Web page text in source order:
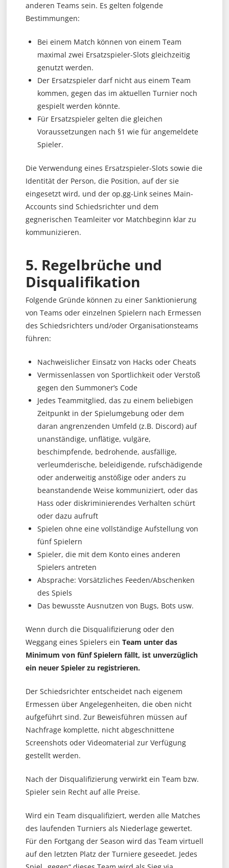
anderen Teams sein. Es gelten folgende
Bestimmungen:
Bei einem Match können von einem Team
maximal zwei Ersatzspieler-Slots gleichzeitig
genutzt werden.
Der Ersatzspieler darf nicht aus einem Team
kommen, gegen das im aktuellen Turnier noch
gespielt werden könnte.
Für Ersatzspieler gelten die gleichen
Voraussetzungen nach §1 wie für angemeldete
Spieler.
Die Verwendung eines Ersatzspieler-Slots sowie die
Identität der Person, die Position, auf der sie
eingesetzt wird, und der op.gg-Link seines Main-
Accounts sind Schiedsrichter und dem
gegnerischen Teamleiter vor Matchbeginn klar zu
kommunizieren.
5. Regelbrüche und
Disqualifikation
Folgende Gründe können zu einer Sanktionierung
von Teams oder einzelnen Spielern nach Ermessen
des Schiedsrichters und/oder Organisationsteams
führen:
Nachweislicher Einsatz von Hacks oder Cheats
Vermissenlassen von Sportlichkeit oder Verstoß
gegen den Summoner’s Code
Jedes Teammitglied, das zu einem beliebigen
Zeitpunkt in der Spielumgebung oder dem
daran angrenzenden Umfeld (z.B. Discord) auf
unanständige, unflätige, vulgäre,
beschimpfende, bedrohende, ausfällige,
verleumderische, beleidigende, rufschädigende
oder anderweitig anstößige oder anders zu
beanstandende Weise kommuniziert, oder das
Hass oder diskriminierendes Verhalten schürt
oder dazu aufruft
Spielen ohne eine vollständige Aufstellung von
fünf Spielern
Spieler, die mit dem Konto eines anderen
Spielers antreten
Absprache: Vorsätzliches Feeden/Abschenken
des Spiels
Das bewusste Ausnutzen von Bugs, Bots usw.
Wenn durch die Disqualifizierung oder den
Weggang eines Spielers ein Team unter das
Minimum von fünf Spielern fällt, ist unverzüglich
ein neuer Spieler zu registrieren.
Der Schiedsrichter entscheidet nach eigenem
Ermessen über Angelegenheiten, die oben nicht
aufgeführt sind. Zur Beweisführen müssen auf
Nachfrage komplette, nicht abgeschnittene
Screenshots oder Videomaterial zur Verfügung
gestellt werden.
Nach der Disqualifizierung verwirkt ein Team bzw.
Spieler sein Recht auf alle Preise.
Wird ein Team disqualifiziert, werden alle Matches
des laufenden Turniers als Niederlage gewertet.
Für den Fortgang der Season wird das Team virtuell
auf den letzten Platz der Turniere geseedet. Jedes